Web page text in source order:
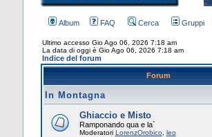
Album FAQ Cerca Gruppi
Ultimo accesso Gio Ago 06, 2026 7:18 am
La data di oggi è Gio Ago 06, 2026 7:18 am
Indice del forum
Forum
In Montagna
Ghiaccio e Misto
Ramponando qua e la`
Moderatori LorenzOrobico leo